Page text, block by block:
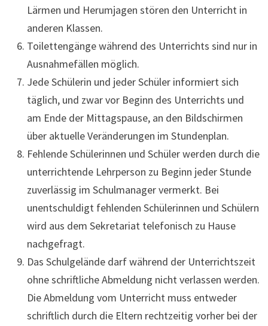
Lärmen und Herumjagen stören den Unterricht in
anderen Klassen.
Toilettengänge während des Unterrichts sind nur in
Ausnahmefällen möglich.
Jede Schülerin und jeder Schüler informiert sich
täglich, und zwar vor Beginn des Unterrichts und
am Ende der Mittagspause, an den Bildschirmen
über aktuelle Veränderungen im Stundenplan.
Fehlende Schülerinnen und Schüler werden durch die
unterrichtende Lehrperson zu Beginn jeder Stunde
zuverlässig im Schulmanager vermerkt. Bei
unentschuldigt fehlenden Schülerinnen und Schülern
wird aus dem Sekretariat telefonisch zu Hause
nachgefragt.
Das Schulgelände darf während der Unterrichtszeit
ohne schriftliche Abmeldung nicht verlassen werden.
Die Abmeldung vom Unterricht muss entweder
schriftlich durch die Eltern rechtzeitig vorher bei der